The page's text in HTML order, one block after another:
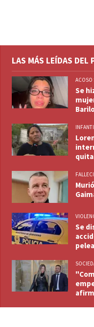
LAS MÁS LEÍDAS DEL
ACOSO
Se
Se
pelea